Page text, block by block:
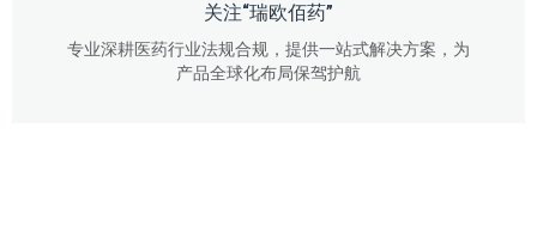
关注“瑞欧佰药”
专业深耕医药行业法规合规，提供一站式解决方案，为
产品全球化布局保驾护航